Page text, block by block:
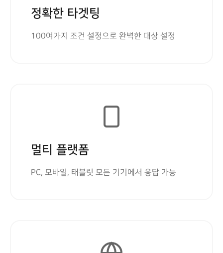
정확한 타겟팅
100여가지 조건 설정으로 완벽한 대상 설정
멀티 플랫폼
PC, 모바일, 태블릿 모든 기기에서 응답 가능